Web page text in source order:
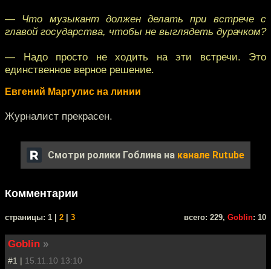
— Что музыкант должен делать при встрече с
главой государства, чтобы не выглядеть дурачком?
— Надо просто не ходить на эти встречи. Это
единственное верное решение.
Евгений Маргулис на линии
Журналист прекрасен.
Смотри ролики Гоблина на канале Rutube
Комментарии
cтраницы: 1 | 2 3 всего: 229, Goblin: 10
Goblin »
#1 | 15.11.10 13:10